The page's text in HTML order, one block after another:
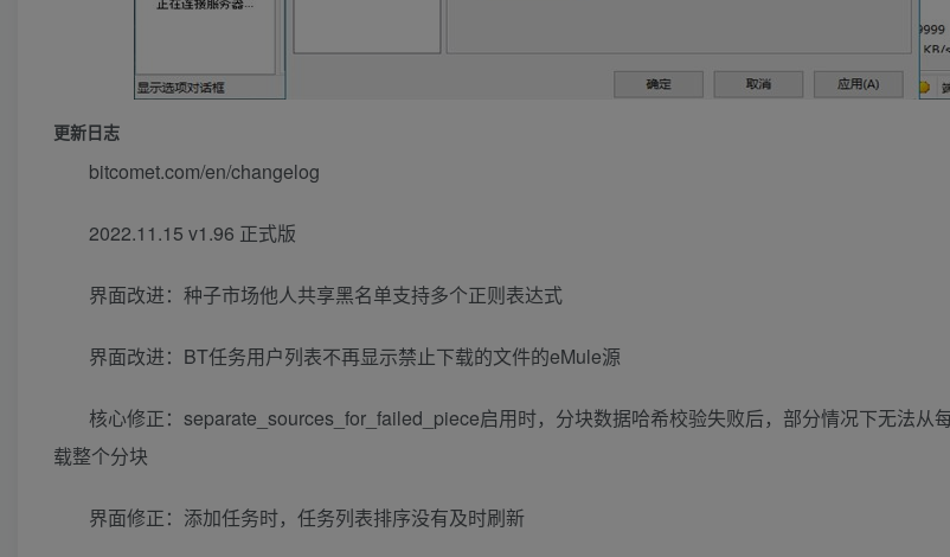
更新日志
bitcomet.com/en/changelog
2022.11.15 v1.96 正式版
界面改进：种子市场他人共享黑名单支持多个正则表达式
界面改进：BT任务用户列表不再显示禁止下载的文件的eMule源
核心修正：separate_sources_for_failed_piece启用时，分块数据哈希校验失败后，部分情况下无法从
载整个分块
界面修正：添加任务时，任务列表排序没有及时刷新